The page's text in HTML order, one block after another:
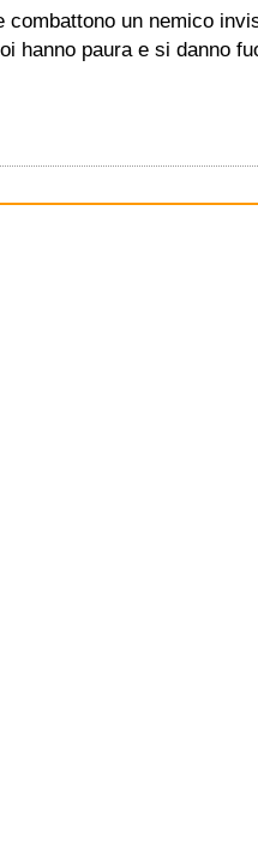
combattono un nemico
hanno paura e si danno